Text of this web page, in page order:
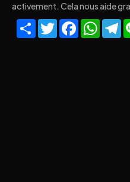
activement. Cela nous aide
ShareTwitterFacebook